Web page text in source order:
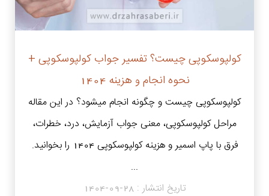
کولپوسکوپی چیست؟ تفسیر جواب کولپوسکوپی +
نحوه انجام و هزینه 1404
کولپوسکوپی چیست و چگونه انجام میشود؟ در این مقاله
مراحل کولپوسکوپی، معنی جواب آزمایش، درد، خطرات،
فرق با پاپ اسمیر و هزینه کولپوسکوپی ۱۴۰۴ را بخوانید.
...
تاریخ انتشار :1404-09-28